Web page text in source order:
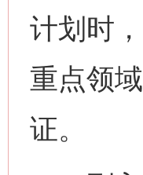
计划时
重点领
证。